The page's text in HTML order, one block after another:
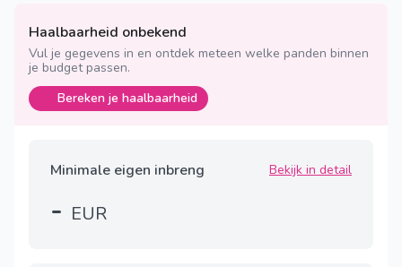
Haalbaarheid onbekend
Vul je gegevens in en ontdek meteen welke panden binnen
je budget passen.
Bereken je haalbaarheid
Minimale eigen inbreng Bekijk in detail
- EUR